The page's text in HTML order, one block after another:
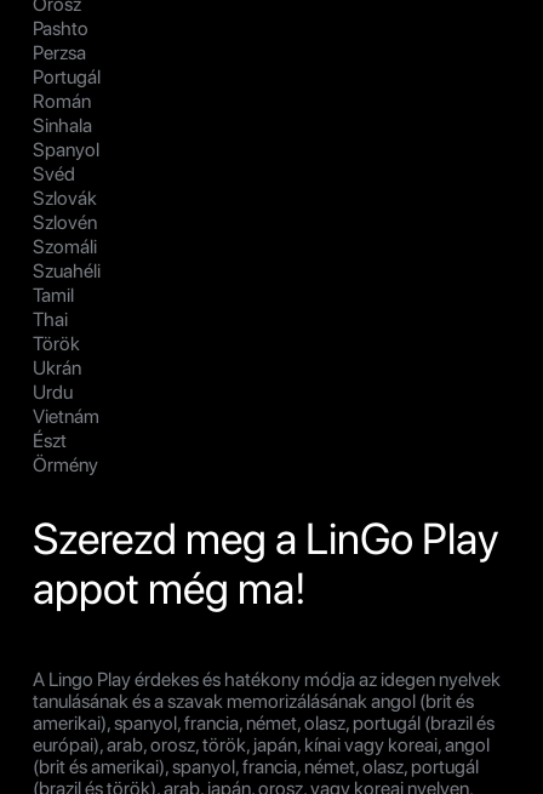
Pashto
Perzsa
Portugál
Román
Sinhala
Spanyol
Svéd
Szlovák
Szlovén
Szomáli
Szuahéli
Tamil
Thai
Török
Ukrán
Urdu
Vietnám
Észt
Örmény
Szerezd meg a LinGo Play
appot még ma!
A Lingo Play érdekes és hatékony módja az idegen nyelvek
tanulásának és a szavak memorizálásának angol (brit és
amerikai), spanyol, francia, német, olasz, portugál (brazil és
európai), arab, orosz, török, japán, kínai vagy koreai, angol
(brit és amerikai), spanyol, francia, német, olasz, portugál
(brazil és török), arab, japán, orosz, vagy koreai nyelven.